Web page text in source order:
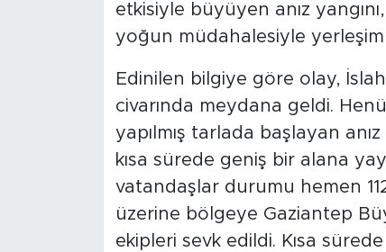
etkisiyle büyüyen anız
yoğun müdahalesiyle
Edinilen bilgiye göre olay,
civarında meydana geldi.
yapılmış tarlada başlayan
kısa sürede geniş bir alana
vatandaşlar durumu hemen
üzerine bölgeye Gaziantep
ekipleri sevk edildi. Kısa